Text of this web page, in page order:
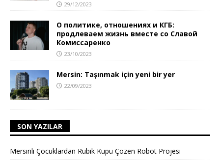
29/12/2023
О политике, отношениях и КГБ:
продлеваем жизнь вместе со Славой
Комиссаренко
23/10/2023
Mersin: Taşınmak için yeni bir yer
22/09/2023
SON YAZILAR
Mersinli Çocuklardan Rubik Küpü Çözen Robot Projesi